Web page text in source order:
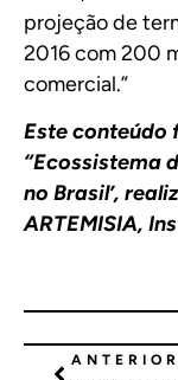
projeção de
2016 com 200
comercial.”
Este conteúdo
“Ecossistema
no Brasil’,
ARTEMISIA,
ANTERIOR